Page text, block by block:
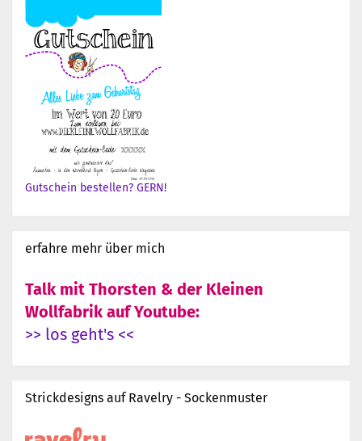
Gutschein bestellen? GERN!
erfahre mehr über mich
Talk mit Thorsten & der Kleinen
Wollfabrik auf Youtube:
>> los geht's <<
Strickdesigns auf Ravelry - Sockenmuster